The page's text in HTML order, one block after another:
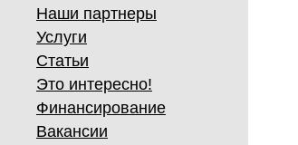
Наши партнеры
Услуги
Статьи
Это интересно!
Финансирование
Вакансии